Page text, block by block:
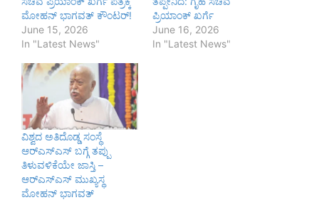
ಮೋಹನ್ ಭಾಗವತ್ ಕೌಂಟರ್!
June 15, 2026
In "Latest News"
ಪ್ರಿಯಾಂಕ್ ಖರ್ಗೆ
June 16, 2026
In "Latest News"
ವಿಶ್ವದ ಅತಿದೊಡ್ಡ ಸಂಸ್ಥೆ
ಆರ್‌ಎಸ್‌ಎಸ್‌ ಬಗ್ಗೆ ತಪ್ಪು
ತಿಳುವಳಿಕೆಯೇ ಜಾಸ್ತಿ –
ಆರ್‌ಎಸ್‌ಎಸ್‌ ಮುಖ್ಯಸ್ಥ
ಮೋಹನ್ ಭಾಗವತ್